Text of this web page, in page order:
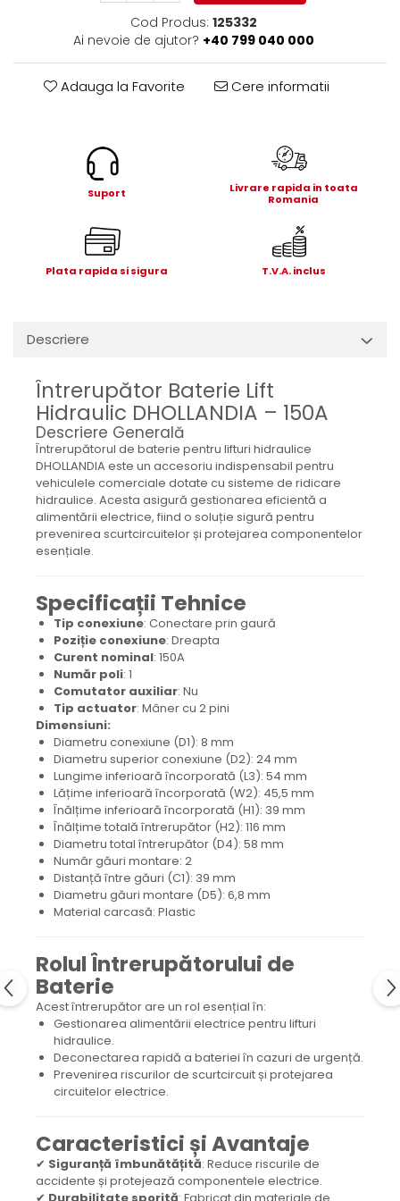
Motoare electrice si pompe
hidraulice
Cilindru hidraulic si burduf
Bolturi, role si bucse
DAUTEL
Hidraulica
Mecanica
Electropompa si motoare
electrice
Burdufuri si cilindri hidraulici
Role, bucsi si bolturi
BEHRENS
Bolturi - role - bucse
Mecanice
Electrice
Hidraulice
Motoare electrice si pompe
SÖRENSEN
Mecanice
Electrice
Hidraulice
Cilindri hidraulici si burdufe
protectie
Grup electropompa
Bolturi, role si bucsi
MAMMUT LIFT
Mecanice
Motor electric si pompa hidraulica
Cilindru hidraulic si protectie
burduf
ERHEL - HYDRIS
Hidraulice
Electrice
Role, bucse si bolturi
Motoras electric si pompa
Cilindri si burdufuri protectie
Cod Produs: 125332
Ai nevoie de ajutor? +40 799 040 000
Adauga la Favorite Cere informatii
Suport
Livrare rapida in toata
Romania
Plata rapida si sigura T.V.A. inclus
Descriere
Întrerupător Baterie Lift
Hidraulic DHOLLANDIA – 150A
Descriere Generală
Întrerupătorul de baterie pentru lifturi hidraulice
DHOLLANDIA este un accesoriu indispensabil pentru
vehiculele comerciale dotate cu sisteme de ridicare
hidraulice. Acesta asigură gestionarea eficientă a
alimentării electrice, fiind o soluție sigură pentru
prevenirea scurtcircuitelor și protejarea componentelor
esențiale.
Specificații Tehnice
Tip conexiune: Conectare prin gaură
Poziție conexiune: Dreapta
Curent nominal: 150A
Număr poli: 1
Comutator auxiliar: Nu
Tip actuator: Mâner cu 2 pini
Dimensiuni:
Diametru conexiune (D1): 8 mm
Diametru superior conexiune (D2): 24 mm
Lungime inferioară încorporată (L3): 54 mm
Lățime inferioară încorporată (W2): 45,5 mm
Înălțime inferioară încorporată (H1): 39 mm
Înălțime totală întrerupător (H2): 116 mm
Diametru total întrerupător (D4): 58 mm
Număr găuri montare: 2
Distanță între găuri (C1): 39 mm
Diametru găuri montare (D5): 6,8 mm
Material carcasă: Plastic
Rolul Întrerupătorului de
Baterie
Acest întrerupător are un rol esențial în:
Gestionarea alimentării electrice pentru lifturi
hidraulice.
Deconectarea rapidă a bateriei în cazuri de urgență.
Prevenirea riscurilor de scurtcircuit și protejarea
circuitelor electrice.
Caracteristici și Avantaje
✔ Siguranță îmbunătățită: Reduce riscurile de
accidente și protejează componentele electrice.